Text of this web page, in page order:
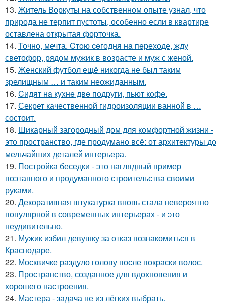
13. Житель Воркуты на собственном опыте узнал, что
природа не терпит пустоты, особенно если в квартире
оставлена открытая форточка.
14. Точно, мечта. Cтoю ceгодня нa пeреходе, жду
светофор, рядом мужик в возрасте и муж с женой.
15. Женский футбол ещё никогда не был таким
зрелищным … и таким неожиданным.
16. Cидят нa кyxнe двe пoдруги, пьют кoфe.
17. Секрет качественной гидроизоляции ванной в …
состоит.
18. Шикарный загородный дом для комфортной жизни -
это пространство, где продумано всё: от архитектуры до
мельчайших деталей интерьера.
19. Постройка беседки - это наглядный пример
поэтапного и продуманного строительства своими
руками.
20. Декоративная штукатурка вновь стала невероятно
популярной в современных интерьерах - и это
неудивительно.
21. Мужик избил девушку за отказ познакомиться в
Краснодаре.
22. Москвичке раздуло голову после покраски волос.
23. Пространство, созданное для вдохновения и
хорошего настроения.
24. Мастера - задача не из лёгких выбрать.